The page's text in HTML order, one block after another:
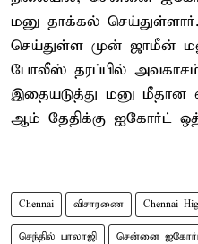
மனு தாக்கல்
செய்துள்ள முன் ஜாமீன்
போலீஸ் தரப்பில்
இதையடுத்து மனு மீதான
ஆம் தேதிக்கு ஐகோர்ட்
Chennai விசாரணை Chennai
செந்தில் பாலாஜி சென்னை